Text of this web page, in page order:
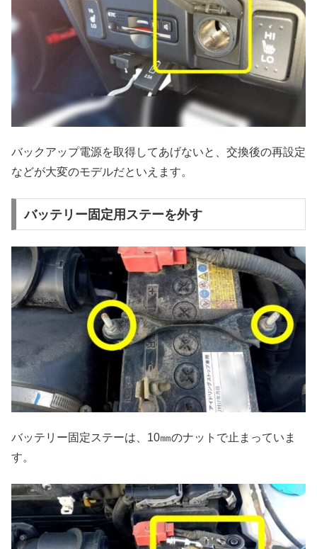
バックアップ電源を取得してあげないと、交換後の再設定
などが大変のモデルだといえます。
バッテリー固定用ステーを外す
バッテリー固定ステーは、10㎜のナットで止まっていま
す。